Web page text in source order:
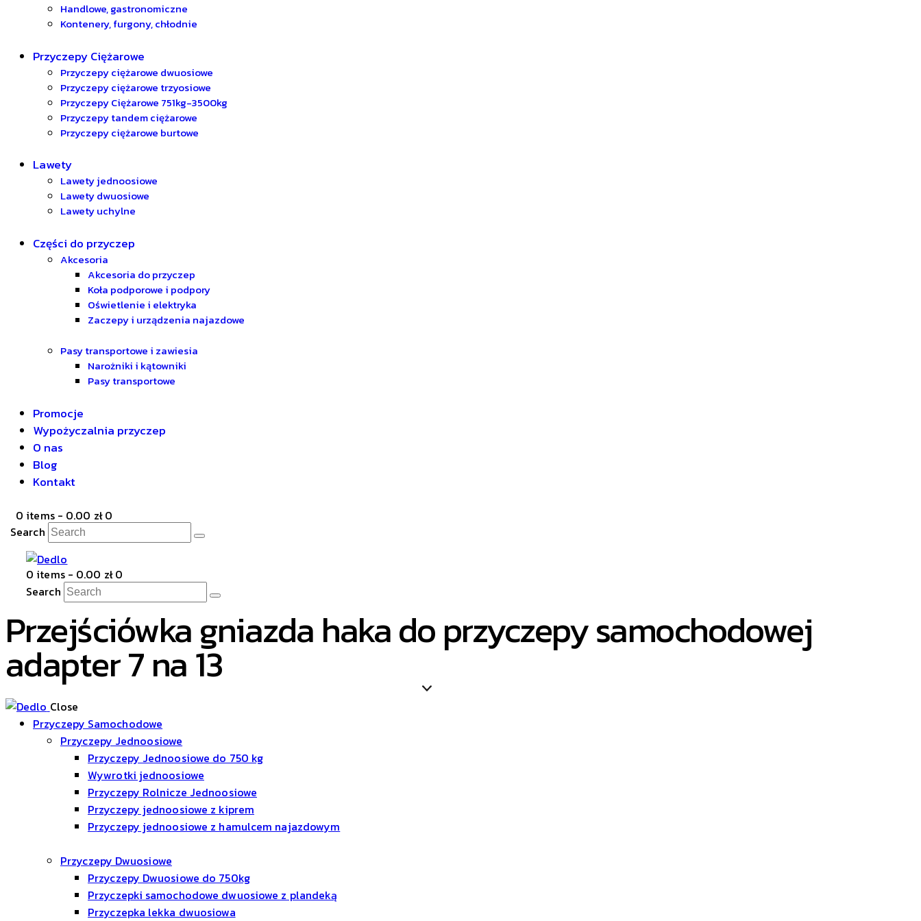
Handlowe, gastronomiczne
Kontenery, furgony, chłodnie
Przyczepy Ciężarowe
Przyczepy ciężarowe dwuosiowe
Przyczepy ciężarowe trzyosiowe
Przyczepy Ciężarowe 751kg-3500kg
Przyczepy tandem ciężarowe
Przyczepy ciężarowe burtowe
Lawety
Lawety jednoosiowe
Lawety dwuosiowe
Lawety uchylne
Części do przyczep
Akcesoria
Akcesoria do przyczep
Koła podporowe i podpory
Oświetlenie i elektryka
Zaczepy i urządzenia najazdowe
Pasy transportowe i zawiesia
Narożniki i kątowniki
Pasy transportowe
Promocje
Wypożyczalnia przyczep
O nas
Blog
Kontakt
0 items - 0.00 zł 0
Search
0 items - 0.00 zł 0
Search
Przejściówka gniazda haka do przyczepy samochodowej
adapter 7 na 13
Close
Przyczepy Samochodowe
Przyczepy Jednoosiowe
Przyczepy Jednoosiowe do 750 kg
Wywrotki jednoosiowe
Przyczepy Rolnicze Jednoosiowe
Przyczepy jednoosiowe z kiprem
Przyczepy jednoosiowe z hamulcem najazdowym
Przyczepy Dwuosiowe
Przyczepy Dwuosiowe do 750kg
Przyczepki samochodowe dwuosiowe z plandeką
Przyczepka lekka dwuosiowa